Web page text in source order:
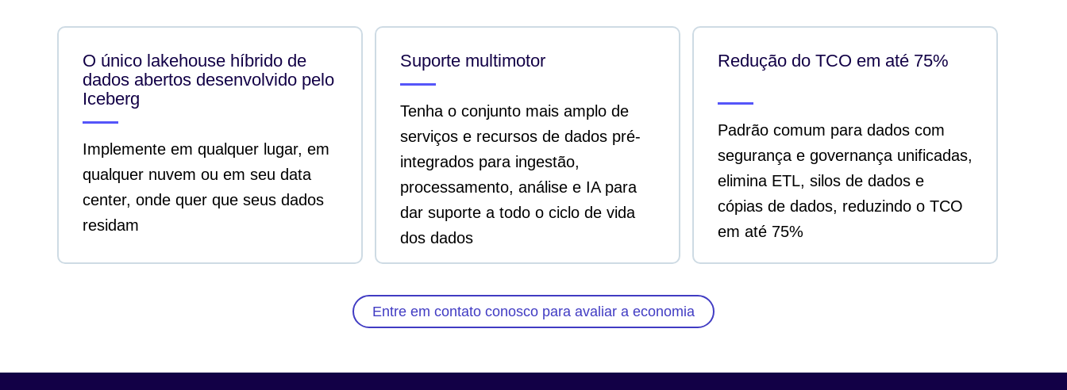
O único lakehouse híbrido de
dados abertos desenvolvido pelo
Iceberg
Implemente em qualquer lugar, em
qualquer nuvem ou em seu data
center, onde quer que seus dados
residam
Suporte multimotor
Tenha o conjunto mais amplo de
serviços e recursos de dados pré-
integrados para ingestão,
processamento, análise e IA para
dar suporte a todo o ciclo de vida
dos dados
Redução do TCO em até 75%
Padrão comum para dados com
segurança e governança unificadas,
elimina ETL, silos de dados e
cópias de dados, reduzindo o TCO
em até 75%
Entre em contato conosco para avaliar a economia